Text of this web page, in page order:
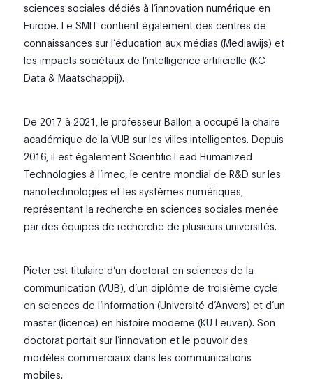
sciences sociales dédiés à l’innovation numérique en
Europe. Le SMIT contient également des centres de
connaissances sur l’éducation aux médias (Mediawijs) et
les impacts sociétaux de l’intelligence artificielle (KC
Data & Maatschappij).
De 2017 à 2021, le professeur Ballon a occupé la chaire
académique de la VUB sur les villes intelligentes. Depuis
2016, il est également Scientific Lead Humanized
Technologies à l’imec, le centre mondial de R&D sur les
nanotechnologies et les systèmes numériques,
représentant la recherche en sciences sociales menée
par des équipes de recherche de plusieurs universités.
Pieter est titulaire d’un doctorat en sciences de la
communication (VUB), d’un diplôme de troisième cycle
en sciences de l’information (Université d’Anvers) et d’un
master (licence) en histoire moderne (KU Leuven). Son
doctorat portait sur l’innovation et le pouvoir des
modèles commerciaux dans les communications
mobiles.